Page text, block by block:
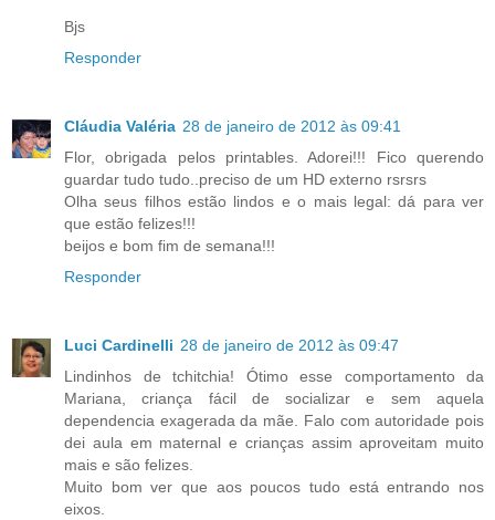
Bjs
Responder
Cláudia Valéria 28 de janeiro de 2012 às 09:41
Flor, obrigada pelos printables. Adorei!!! Fico querendo
guardar tudo tudo..preciso de um HD externo rsrsrs
Olha seus filhos estão lindos e o mais legal: dá para ver
que estão felizes!!!
beijos e bom fim de semana!!!
Responder
Luci Cardinelli 28 de janeiro de 2012 às 09:47
Lindinhos de tchitchia! Ótimo esse comportamento da
Mariana, criança fácil de socializar e sem aquela
dependencia exagerada da mãe. Falo com autoridade pois
dei aula em maternal e crianças assim aproveitam muito
mais e são felizes.
Muito bom ver que aos poucos tudo está entrando nos
eixos.